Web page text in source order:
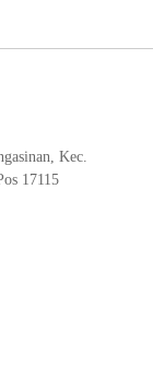
Kec.
17115